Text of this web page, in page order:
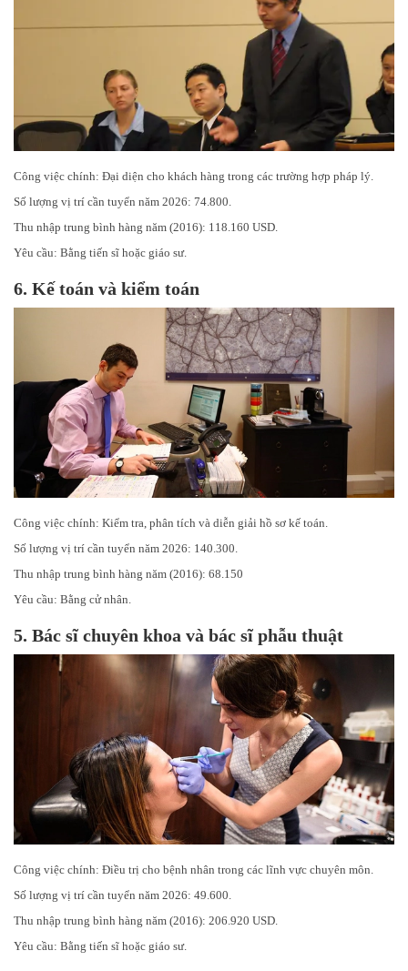
Công việc chính: Đại diện cho khách hàng trong các trường hợp pháp lý.
Số lượng vị trí cần tuyển năm 2026: 74.800.
Thu nhập trung bình hàng năm (2016): 118.160 USD.
Yêu cầu: Bằng tiến sĩ hoặc giáo sư.
6. Kế toán và kiểm toán
Công việc chính: Kiểm tra, phân tích và diễn giải hồ sơ kế toán.
Số lượng vị trí cần tuyển năm 2026: 140.300.
Thu nhập trung bình hàng năm (2016): 68.150
Yêu cầu: Bằng cử nhân.
5. Bác sĩ chuyên khoa và bác sĩ phẫu thuật
Công việc chính: Điều trị cho bệnh nhân trong các lĩnh vực chuyên môn.
Số lượng vị trí cần tuyển năm 2026: 49.600.
Thu nhập trung bình hàng năm (2016): 206.920 USD.
Yêu cầu: Bằng tiến sĩ hoặc giáo sư.